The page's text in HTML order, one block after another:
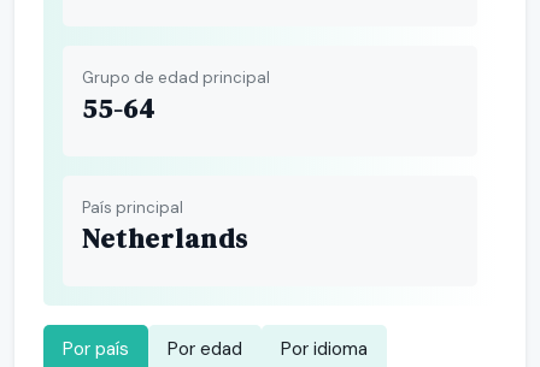
Grupo de edad principal
55-64
País principal
Netherlands
Por país Por edad Por idioma